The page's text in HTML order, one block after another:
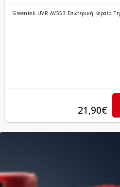
Greentek UVR-AV553 Εσωτερική Κεραία
21,90€